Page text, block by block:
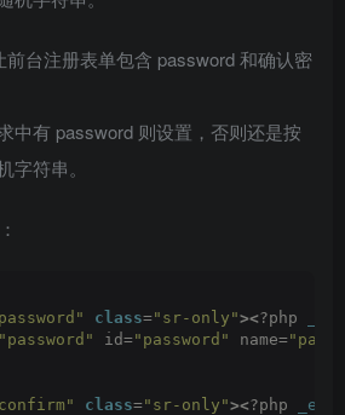
前台注册表单包含 password 和确认密
中有 password 则设置，否则还是按
字符串。
class="sr-only"><?php
"password" id="password" name=
class="sr-only"><?php _e